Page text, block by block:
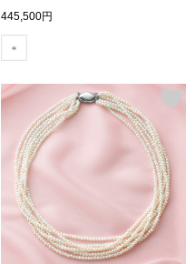
トートバッグ
ハンドバッグ
ショルダーバ
クラッチバッグ
445,500円